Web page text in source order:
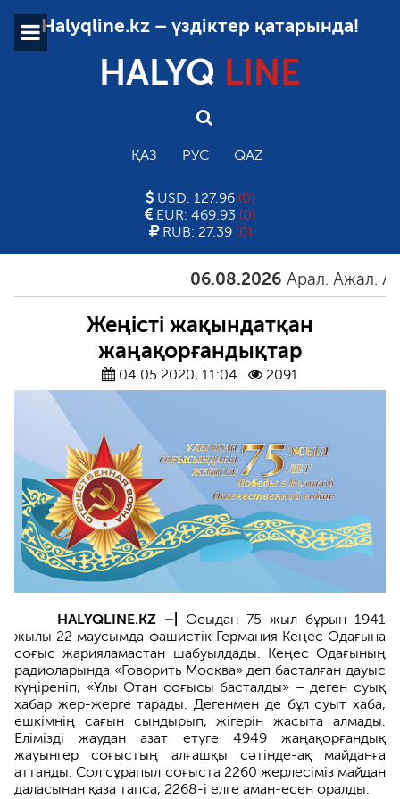
Halyqline.kz – үздіктер қатарында!
HALYQ LINE
ҚАЗ РУС QAZ
USD: 127.96 (0)
EUR: 469.93 (0)
RUB: 27.39 (0)
06.08.2026 Арал. Ажал. Айғақ
Жеңісті жақындатқан
жаңақорғандықтар
04.05.2020, 11:04 2091
HALYQLINE.KZ –|
Осыдан 75 жыл бұрын 1941
жылы 22 маусымда фашистік Германия Кеңес Одағына
соғыс жарияламастан шабуылдады. Кеңес Одағының
радиоларында «Говорить Москва» деп басталған дауыс
күңіреніп, «Ұлы Отан соғысы басталды» – деген суық
хабар жер-жерге тарады. Дегенмен де бұл суыт хаба,
ешкімнің сағын сындырып, жігерін жасыта алмады.
Елімізді жаудан азат етуге 4949 жаңақорғандық
жауынгер соғыстың алғашқы сәтінде-ақ майданға
аттанды. Сол сұрапыл соғыста 2260 жерлесіміз майдан
даласынан қаза тапса, 2268-і елге аман-есен оралды.